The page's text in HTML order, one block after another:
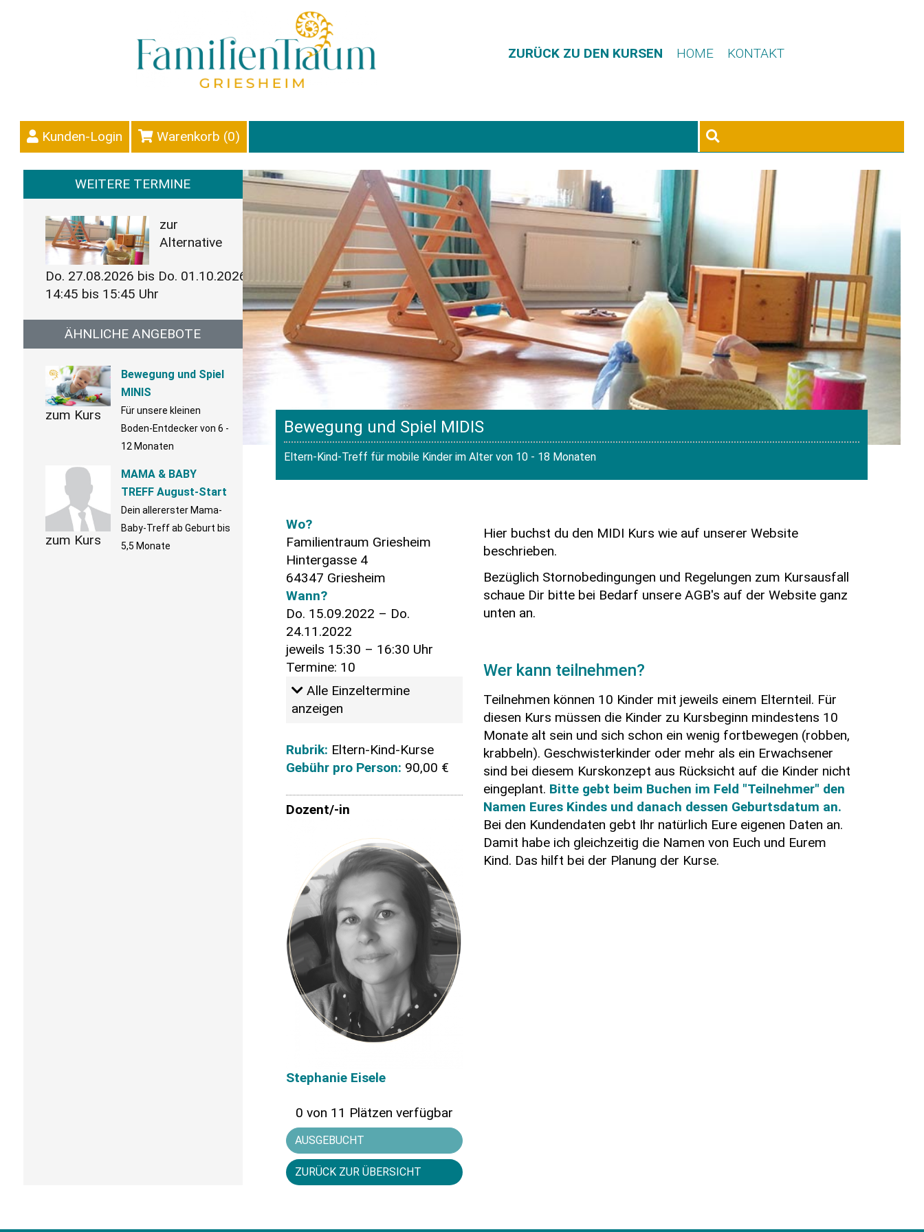
ZURÜCK ZU DEN KURSEN HOME KONTAKT
Kunden-Login Warenkorb (0)
WEITERE TERMINE
zur
Alternative
Do. 27.08.2026 bis Do. 01.10.2026
14:45 bis 15:45 Uhr
ÄHNLICHE ANGEBOTE
zum Kurs
Bewegung und Spiel
MINIS
Für unsere kleinen
Boden-Entdecker von 6 -
12 Monaten
zum Kurs
MAMA & BABY
TREFF August-Start
Dein allererster Mama-
Baby-Treff ab Geburt bis
5,5 Monate
Bewegung und Spiel MIDIS
Eltern-Kind-Treff für mobile Kinder im Alter von 10 - 18 Monaten
Wo?
Familientraum Griesheim
Hintergasse 4
64347 Griesheim
Wann?
Do. 15.09.2022 – Do.
24.11.2022
jeweils 15:30 – 16:30 Uhr
Termine: 10
Alle Einzeltermine
anzeigen
Rubrik: Eltern-Kind-Kurse
Gebühr pro Person: 90,00 €
Dozent/-in
Stephanie Eisele
0 von 11 Plätzen verfügbar
AUSGEBUCHT
ZURÜCK ZUR ÜBERSICHT
Hier buchst du den MIDI Kurs wie auf unserer Website
beschrieben.
Bezüglich Stornobedingungen und Regelungen zum Kursausfall
schaue Dir bitte bei Bedarf unsere AGB's auf der Website ganz
unten an.
Wer kann teilnehmen?
Teilnehmen können 10 Kinder mit jeweils einem Elternteil. Für
diesen Kurs müssen die Kinder zu Kursbeginn mindestens 10
Monate alt sein und sich schon ein wenig fortbewegen (robben,
krabbeln). Geschwisterkinder oder mehr als ein Erwachsener
sind bei diesem Kurskonzept aus Rücksicht auf die Kinder nicht
eingeplant. Bitte gebt beim Buchen im Feld "Teilnehmer" den
Namen Eures Kindes und danach dessen Geburtsdatum an.
Bei den Kundendaten gebt Ihr natürlich Eure eigenen Daten an.
Damit habe ich gleichzeitig die Namen von Euch und Eurem
Kind. Das hilft bei der Planung der Kurse.